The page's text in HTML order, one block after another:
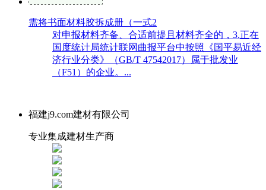
需将书面材料胶拆成册（一式2
对申报材料齐备、合适前提且材料齐全的，3.正在
国度统计局统计联网曲报平台中按照《国平易近经
济行业分类》（GB/T 47542017）属于批发业
（F51）的企业。...
福建j9.com建材有限公司
专业集成建材生产商